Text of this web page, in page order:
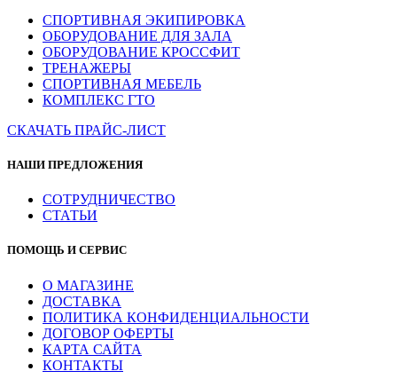
СПОРТИВНАЯ ЭКИПИРОВКА
ОБОРУДОВАНИЕ ДЛЯ ЗАЛА
ОБОРУДОВАНИЕ КРОССФИТ
ТРЕНАЖЕРЫ
СПОРТИВНАЯ МЕБЕЛЬ
КОМПЛЕКС ГТО
СКАЧАТЬ ПРАЙС-ЛИСТ
НАШИ ПРЕДЛОЖЕНИЯ
СОТРУДНИЧЕСТВО
СТАТЬИ
ПОМОЩЬ И СЕРВИС
О МАГАЗИНЕ
ДОСТАВКА
ПОЛИТИКА КОНФИДЕНЦИАЛЬНОСТИ
ДОГОВОР ОФЕРТЫ
КАРТА САЙТА
КОНТАКТЫ